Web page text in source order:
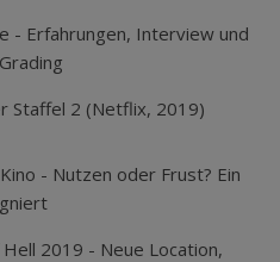
- Erfahrungen, Interview und
Staffel 2 (Netflix, 2019)
- Nutzen oder Frust? Ein
2019 - Neue Location,